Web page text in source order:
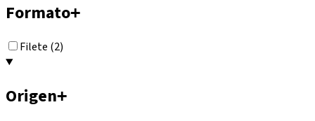
Formato+
Filete (2)
Origen+